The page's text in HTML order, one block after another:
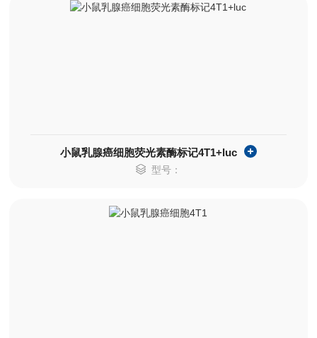
小鼠乳腺癌细胞荧光素酶标记4T1+luc
型号：